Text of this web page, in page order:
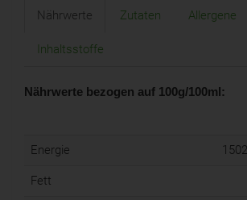
Nährwerte Zutaten Allergene
Inhaltsstoffe
Nährwerte bezogen auf 100g/100ml:
Energie
Fett